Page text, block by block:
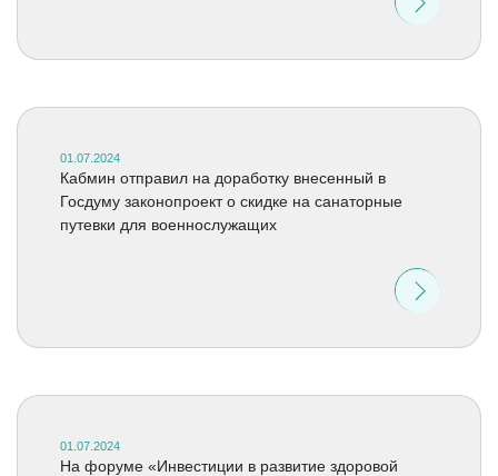
01.07.2024
Кабмин отправил на доработку внесенный в
Госдуму законопроект о скидке на санаторные
путевки для военнослужащих
01.07.2024
На форуме «Инвестиции в развитие здоровой